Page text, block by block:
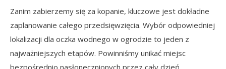
Zanim zabierzemy się za kopanie, kluczowe jest dokładne
zaplanowanie całego przedsięwzięcia. Wybór odpowiedniej
lokalizacji dla oczka wodnego w ogrodzie to jeden z
najważniejszych etapów. Powinniśmy unikać miejsc